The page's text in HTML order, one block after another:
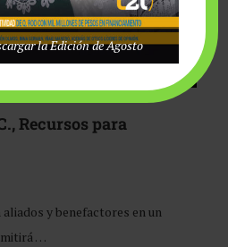
Recursos para
y benefactores en un
…
la Edición de Agosto